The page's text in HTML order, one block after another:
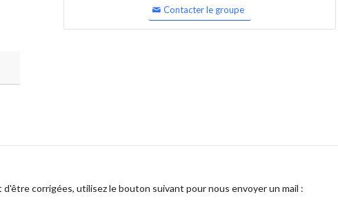
Contacter le groupe
corrigées, utilisez le bouton suivant pour nous envoyer un mail :